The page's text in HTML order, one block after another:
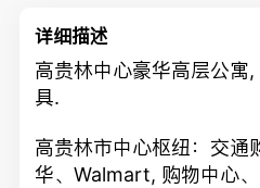
详细描述
高贵林中心豪华高层公寓,
具.
高贵林市中心枢纽：交通
华、Walmart, 购物中心